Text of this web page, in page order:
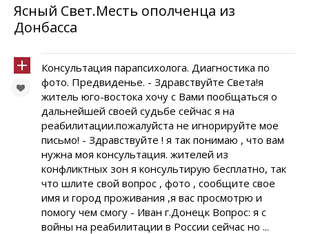
Ясный Свет.Месть ополченца из
Донбасса
Консультация парапсихолога. Диагностика по
фото. Предвиденье. - Здравствуйте Света!я
житель юго-востока хочу с Вами пообщаться о
дальнейшей своей судьбе сейчас я на
реабилитации.пожалуйста не игнорируйте мое
письмо! - Здравствуйте ! я так понимаю , что вам
нужна моя консультация. жителей из
конфликтных зон я консультирую бесплатно, так
что шлите свой вопрос , фото , сообщите свое
имя и город проживания ,я вас просмотрю и
помогу чем смогу - Иван г.Донецк Вопрос: я с
войны на реабилитации в России сейчас но ...